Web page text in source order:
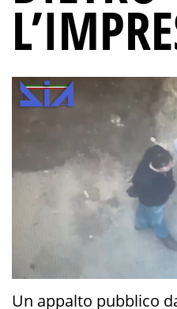
Un appalto pubblico